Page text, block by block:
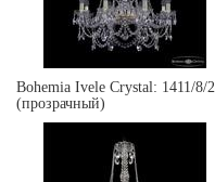
Bohemia Ivele Crystal: 1411/8/
(прозрачный)